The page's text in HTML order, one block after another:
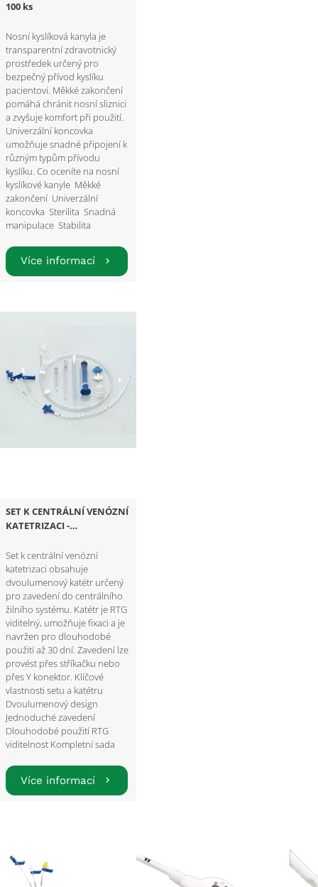
100 ks
Nosní kyslíková kanyla je
transparentní zdravotnický
prostředek určený pro
bezpečný přívod kyslíku
pacientovi. Měkké zakončení
pomáhá chránit nosní sliznici
a zvyšuje komfort při použití.
Univerzální koncovka
umožňuje snadné připojení k
různým typům přívodu
kyslíku. Co oceníte na nosní
kyslíkové kanyle Měkké
zakončení Univerzální
koncovka Sterilita Snadná
manipulace Stabilita
Více informací
SET K CENTRÁLNÍ VENÓZNÍ
KATETRIZACI -
Set k centrální venózní
katetrizaci obsahuje
dvoulumenový katétr určený
pro zavedení do centrálního
žilního systému. Katétr je RTG
viditelný, umožňuje fixaci a je
navržen pro dlouhodobé
použití až 30 dní. Zavedení lze
provést přes stříkačku nebo
přes Y konektor. Klíčové
vlastnosti setu a katétru
Dvoulumenový design
Jednoduché zavedení
Dlouhodobé použití RTG
viditelnost Kompletní sada
Více informací